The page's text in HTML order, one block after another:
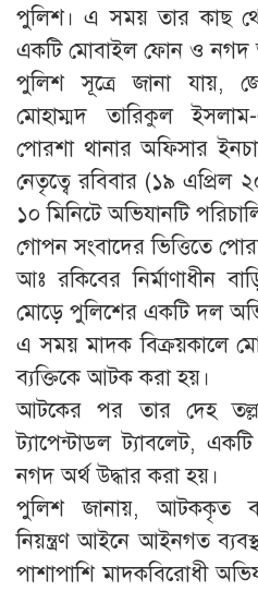
পুলিশ। এ সময় তার কাছ
একটি মোবাইল ফোন ও নগদ
পুলিশ সূত্রে জানা যায়,
মোহাম্মদ তারিকুল
পোরশা থানার অফিসার
নেতৃত্বে রবিবার (১৯
১০ মিনিটে অভিযানটি
গোপন সংবাদের ভিত্তিতে
আঃ রকিবের নির্মাণাধীন
মোড়ে পুলিশের একটি দল
এ সময় মাদক বিক্রয়কালে
ব্যক্তিকে আটক করা হয়।
আটকের পর তার দেহ
ট্যাপেন্টাডল ট্যাবলেট,
নগদ অর্থ উদ্ধার করা হয়।
পুলিশ জানায়, আটককৃত
নিয়ন্ত্রণ আইনে আইনগত
পাশাপাশি মাদকবিরোধী